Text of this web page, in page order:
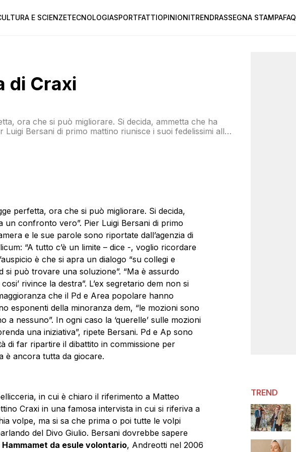
E SCIENZETECNOLOGIASPORTFATTIOPINIONITRENDRASSEGNA STAMPAFAQ
di Craxi
ora che si può migliorare. Si decida, ammetta che ha
Bersani di primo mattino riunisce i suoi fedelissimi alla
perfetta, ora che si può migliorare. Si decida,
confronto vero”. Pier Luigi Bersani di primo
e le sue parole sono riportate dall’agenzia di
“A tutto c’è un limite – dice -, voglio ricordare
è che si apra un dialogo “su collegi e
si può trovare una soluzione”. “Ma è assurdo
rivince la destra”. L’ex segretario dem non si
che il Pd e Area popolare hanno
esponenti della minoranza dem, “le mozioni sono
nessuno”. In ogni caso la ‘querelle’ sulle mozioni
una iniziativa”, ripete Bersani. Pd e Ap sono
di far ripartire il dibattito in commissione per
è ancora tutta da giocare.
in cui è chiaro il riferimento a Matteo
Craxi in una famosa intervista in cui si riferiva a
volpe, ma si sa che prima o poi tutte le volpi
del Divo Giulio. Bersani dovrebbe sapere
da esule volontario, Andreotti nel 2006
TREND